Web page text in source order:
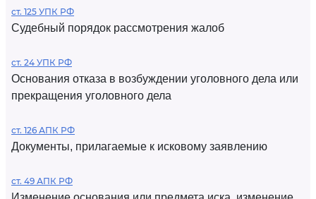
ст. 125 УПК РФ
Судебный порядок рассмотрения жалоб
ст. 24 УПК РФ
Основания отказа в возбуждении уголовного дела или
прекращения уголовного дела
ст. 126 АПК РФ
Документы, прилагаемые к исковому заявлению
ст. 49 АПК РФ